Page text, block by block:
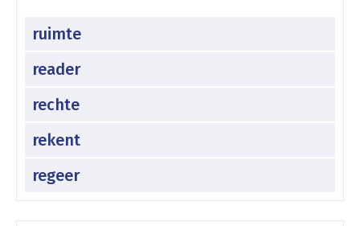
ruimte
reader
rechte
rekent
regeer